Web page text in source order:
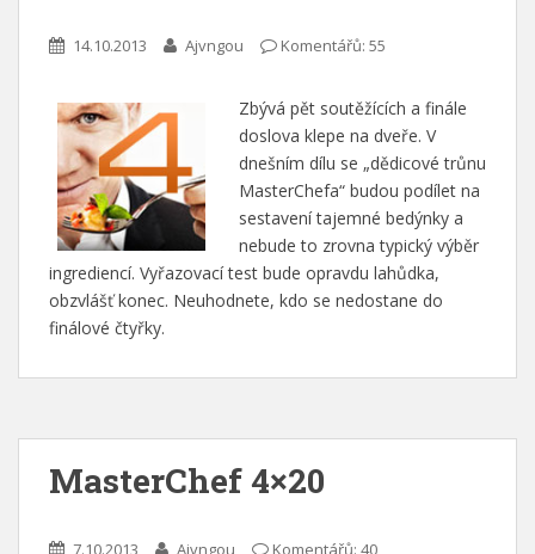
14.10.2013 Ajvngou Komentářů: 55
Zbývá pět soutěžících a finále
doslova klepe na dveře. V
dnešním dílu se „dědicové trůnu
MasterChefa“ budou podílet na
sestavení tajemné bedýnky a
nebude to zrovna typický výběr
ingrediencí. Vyřazovací test bude opravdu lahůdka,
obzvlášť konec. Neuhodnete, kdo se nedostane do
finálové čtyřky.
MasterChef 4×20
7.10.2013 Ajvngou Komentářů: 40